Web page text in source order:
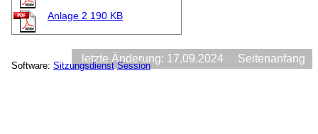
Anlage 2 190 KB
letzte Änderung: 17.09.2024 Seitenanfang
Software: Sitzungsdienst Session